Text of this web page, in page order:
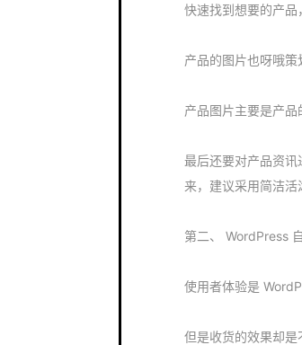
快速找到想要的产品
产品的图片也呀哦策
产品图片主要是产品
最后还要对产品资
来，建议采用简洁活
第二、 WordPress
使用者体验是
但是收货的效果却是